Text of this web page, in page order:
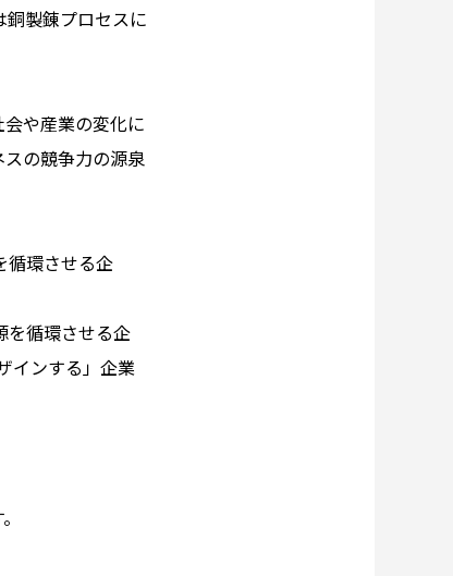
銅製錬プロセスに
や産業の変化に
の競争力の源泉
循環させる企
を循環させる企
インする」企業